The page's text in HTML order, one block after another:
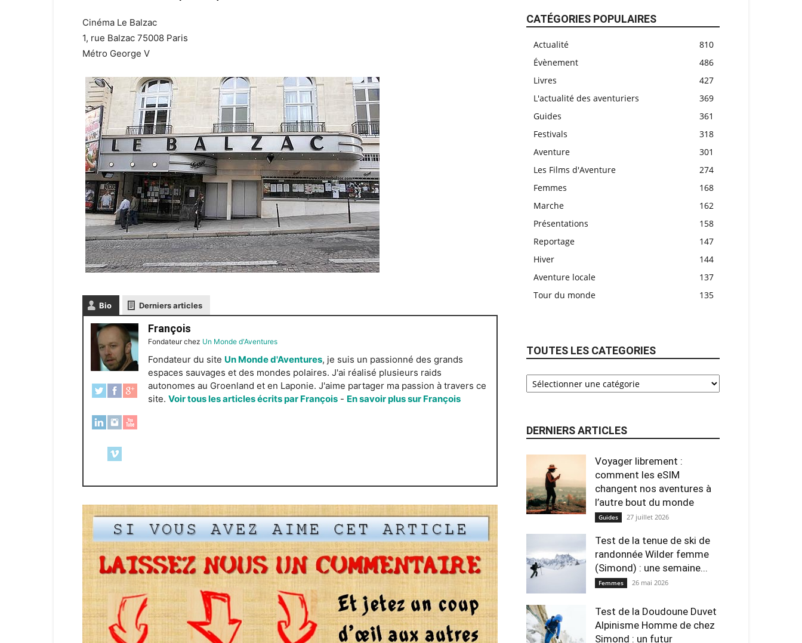
Cinéma Le Balzac
1, rue Balzac 75008 Paris
Métro George V
Bio Derniers articles
François
Fondateurchez Un Monde d'Aventures
Fondateur du site Un Monde d'Aventures, je suis un passionné des grands
espaces sauvages et des mondes polaires. J'ai réalisé plusieurs raids
autonomes au Groenland et en Laponie. J'aime partager ma passion à travers ce
site. Voir tous les articles écrits par François - En savoir plus sur François
CATÉGORIES POPULAIRES
Actualité
810
Évènement
486
Livres
427
L'actualité des aventuriers
369
Guides
361
Festivals
318
Aventure
301
Les Films d'Aventure
274
Femmes
168
Marche
162
Présentations
158
Reportage
147
Hiver
144
Aventure locale
137
Tour du monde
135
TOUTES LES CATEGORIES
DERNIERS ARTICLES
Voyager librement :
comment les eSIM
changent nos aventures à
l’autre bout du monde
Guides 27 juillet 2026
Test de la tenue de ski de
randonnée Wilder femme
(Simond) : une semaine...
Femmes 26 mai 2026
Test de la Doudoune Duvet
Alpinisme Homme de chez
Simond : un futur